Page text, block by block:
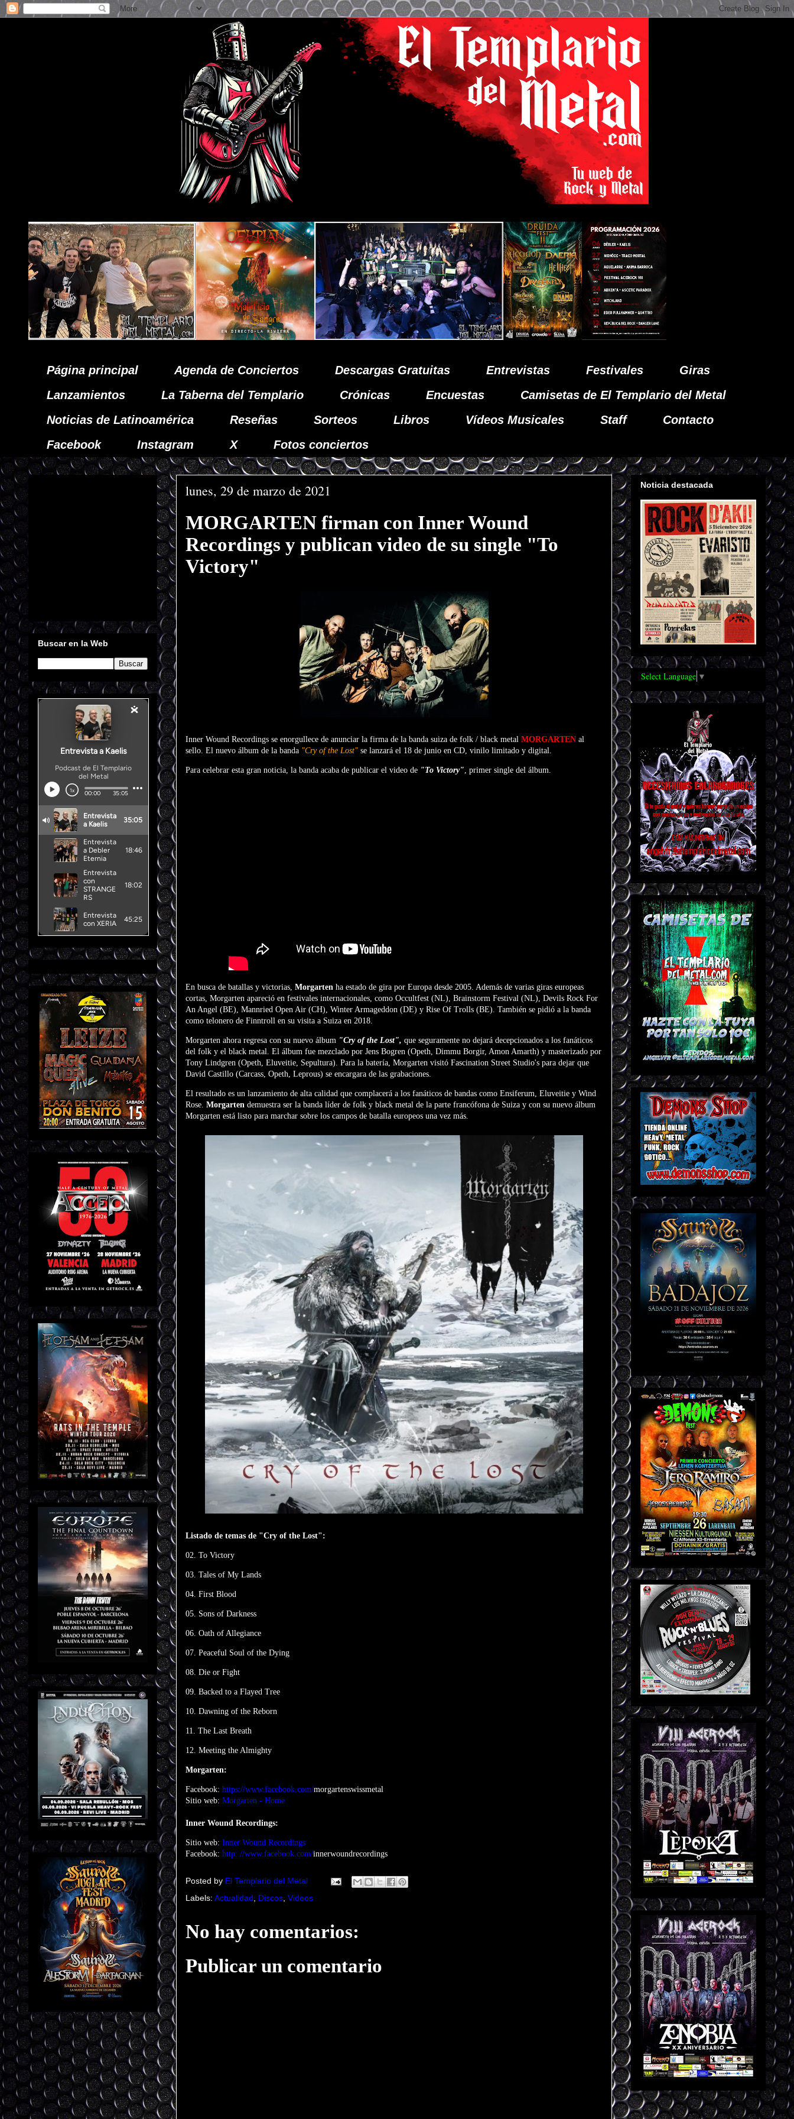
Página principal Agenda de Conciertos Descargas Gratuitas Entrevistas Festivales
Giras
Lanzamientos
La Taberna del Templario Crónicas Encuestas
Camisetas de El Templario del Metal
Noticias de Latinoamérica
Reseñas Sorteos Libros Vídeos Musicales Staff
Contacto
Facebook
Instagram X Fotos conciertos
lunes, 29 de marzo de 2021
MORGARTEN firman con Inner Wound
Recordings y publican video de su single "To
Victory"
Inner Wound Recordings se enorgullece de anunciar la firma de la banda suiza de folk / black metal MORGARTEN al
sello. El nuevo álbum de la banda "Cry of the Lost" se lanzará el 18 de junio en CD, vinilo limitado y digital.
Para celebrar esta gran noticia, la banda acaba de publicar el video de "To Victory", primer single del álbum.
En busca de batallas y victorias, Morgarten ha estado de gira por Europa desde 2005. Además de varias giras europeas
cortas, Morgarten apareció en festivales internacionales, como Occultfest (NL), Brainstorm Festival (NL), Devils Rock For
An Angel (BE), Mannried Open Air (CH), Winter Armageddon (DE) y Rise Of Trolls (BE). También se pidió a la banda
como telonero de Finntroll en su visita a Suiza en 2018.
Morgarten ahora regresa con su nuevo álbum "Cry of the Lost", que seguramente no dejará decepcionados a los fanáticos
del folk y el black metal. El álbum fue mezclado por Jens Bogren (Opeth, Dimmu Borgir, Amon Amarth) y masterizado por
Tony Lindgren (Opeth, Eluveitie, Sepultura). Para la batería, Morgarten visitó Fascination Street Studio's para dejar que
David Castillo (Carcass, Opeth, Leprous) se encargara de las grabaciones.
El resultado es un lanzamiento de alta calidad que complacerá a los fanáticos de bandas como Ensiferum, Eluveitie y Wind
Rose. Morgarten demuestra ser la banda líder de folk y black metal de la parte francófona de Suiza y con su nuevo álbum
Morgarten está listo para marchar sobre los campos de batalla europeos una vez más.
Listado de temas de "Cry of the Lost":
02. To Victory
03. Tales of My Lands
04. First Blood
05. Sons of Darkness
06. Oath of Allegiance
07. Peaceful Soul of the Dying
08. Die or Fight
09. Backed to a Flayed Tree
10. Dawning of the Reborn
11. The Last Breath
12. Meeting the Almighty
Morgarten:
Facebook: https://www.facebook.com/morgartenswissmetal
Sitio web: Morgarten - Home
Inner Wound Recordings:
Sitio web: Inner Wound Recordings
Facebook: http: //www.facebook.com/innerwoundrecordings
Posted by El Templario del Metal
Labels: Actualidad Discos Videos
No hay comentarios:
Publicar un comentario
Buscar en la Web
Noticia destacada
Select Language ▼